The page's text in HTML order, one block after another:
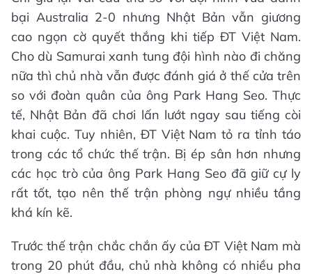
bại Australia 2-0 nhưng Nhật Bản vẫn giương
cao ngọn cờ quyết thắng khi tiếp ĐT Việt Nam.
Cho dù Samurai xanh tung đội hình nào đi chăng
nữa thì chủ nhà vẫn được đánh giá ở thế cửa trên
so với đoàn quân của ông Park Hang Seo. Thực
tế, Nhật Bản đã chơi lấn lướt ngay sau tiếng còi
khai cuộc. Tuy nhiên, ĐT Việt Nam tỏ ra tỉnh táo
trong các tổ chức thế trận. Bị ép sân hơn nhưng
các học trò của ông Park Hang Seo đã giữ cự ly
rất tốt, tạo nên thế trận phòng ngự nhiều tầng
khá kín kẽ.
Trước thế trận chắc chắn ấy của ĐT Việt Nam mà
trong 20 phút đầu, chủ nhà không có nhiều pha